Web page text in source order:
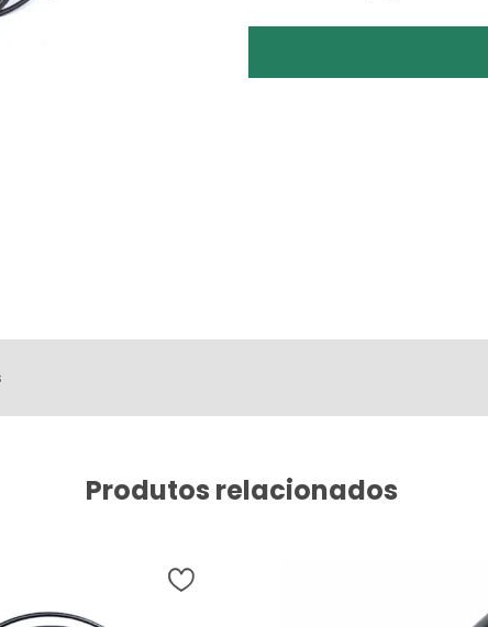
Produtos relacionados